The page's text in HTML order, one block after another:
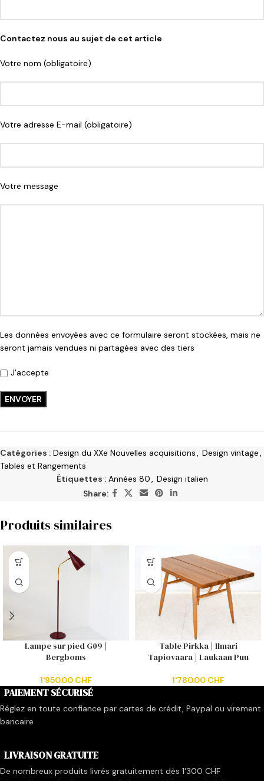
Contactez nous au sujet de cet article
Votre nom (obligatoire)
Votre adresse E-mail (obligatoire)
Votre message
Les données envoyées avec ce formulaire seront stockées, mais ne
seront jamais vendues ni partagées avec des tiers
J'accepte
Catégories : Design du XXe Nouvelles acquisitions, Design vintage,
Tables et Rangements
Étiquettes : Années 80, Design italien
Share:
Produits similaires
Lampe sur pied G09 |
Bergboms
1'950.00 CHF
Table Pirkka | Ilmari
Tapiovaara | Laukaan Puu
1'780.00 CHF
PAIEMENT SÉCURISÉ
Réglez en toute confiance par cartes de crédit, Paypal ou virement
bancaire
LIVRAISON GRATUITE
De nombreux produits livrés gratuitement dès 1'300 CHF